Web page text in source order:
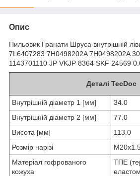
Опис
Пильовик Гранати Шруса внутрішній
7L6407283 7H0498202A 7H0498202A
1143701110 JP VKJP 8364 SKF 24569
Деталі TecDoc
Внутрішній діаметр 1 [мм]
34.0
Внутрішній діаметр 2 [мм]
77.0
Висота [мм]
113.0
Розмір нарізі
Матеріал гофрованого
кожуха
ТПЕ